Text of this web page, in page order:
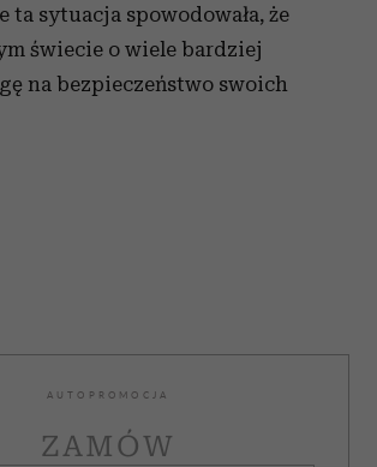
ta sytuacja spowodowała, że
świecie o wiele bardziej
na bezpieczeństwo swoich
AUTOPROMOCJA